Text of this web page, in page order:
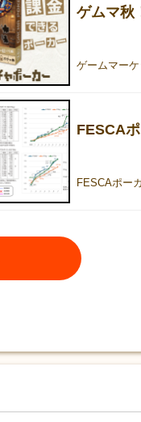
ゲムマ秋
FESCA